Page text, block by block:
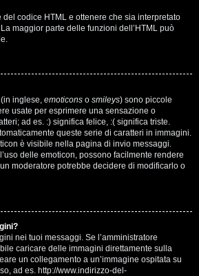
codice HTML e ottenere che sia interpretato
maggior parte delle funzioni dell’HTML può
inglese, emoticons o smileys) sono piccole
usate per esprimere una sensazione o
ad es. :) significa felice, :( significa triste.
queste serie di caratteri in immagini.
è visibile nella pagina di invio messaggi.
delle emoticon, possono facilmente rendere
moderatore potrebbe decidere di modificarlo o
nei tuoi messaggi. Se l’amministratore
caricare delle immagini direttamente sulla
un collegamento a un’immagine ospitata su
ad es. http://www.indirizzo-del-